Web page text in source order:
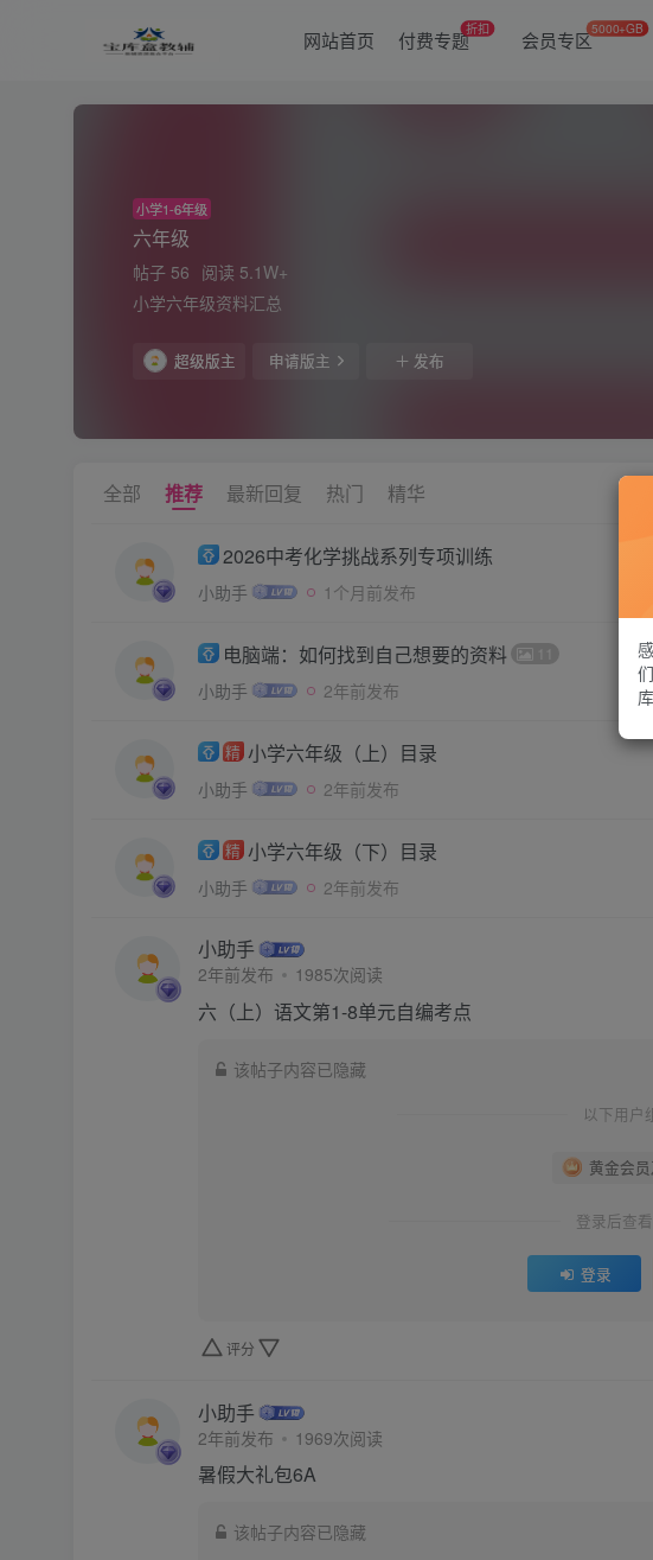
网站首页 付费专题折扣 会员专区5000+GB
小学1-6年级
六年级
帖子 56 阅读 5.1W+
小学六年级资料汇总
超级版主 申请版主 发布
全部 推荐 最新回复 热门 精华
2026中考化学挑战系列专项训练
小助手 1个月前发布
电脑端：如何找到自己想要的资料 11
小助手 2年前发布
精 小学六年级（上）目录
小助手 2年前发布
精 小学六年级（下）目录
小助手 2年前发布
小助手
2年前发布 1985次阅读
六（上）语文第1-8单元自编考点
该帖子内容已隐藏
以下用户
黄金会
登录后查
登录
评分
小助手
2年前发布 1969次阅读
暑假大礼包6A
该帖子内容已隐藏